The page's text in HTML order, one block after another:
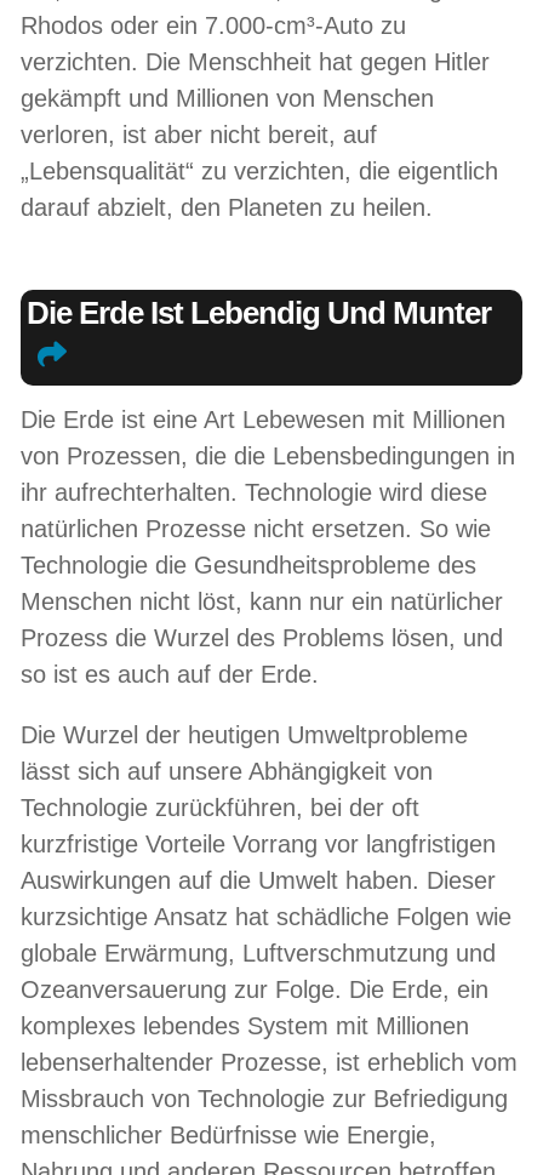
Rhodos oder ein 7.000-cm³-Auto zu
verzichten. Die Menschheit hat gegen Hitler
gekämpft und Millionen von Menschen
verloren, ist aber nicht bereit, auf
„Lebensqualität“ zu verzichten, die eigentlich
darauf abzielt, den Planeten zu heilen.
Die Erde Ist Lebendig Und Munter
Die Erde ist eine Art Lebewesen mit Millionen
von Prozessen, die die Lebensbedingungen in
ihr aufrechterhalten. Technologie wird diese
natürlichen Prozesse nicht ersetzen. So wie
Technologie die Gesundheitsprobleme des
Menschen nicht löst, kann nur ein natürlicher
Prozess die Wurzel des Problems lösen, und
so ist es auch auf der Erde.
Die Wurzel der heutigen Umweltprobleme
lässt sich auf unsere Abhängigkeit von
Technologie zurückführen, bei der oft
kurzfristige Vorteile Vorrang vor langfristigen
Auswirkungen auf die Umwelt haben. Dieser
kurzsichtige Ansatz hat schädliche Folgen wie
globale Erwärmung, Luftverschmutzung und
Ozeanversauerung zur Folge. Die Erde, ein
komplexes lebendes System mit Millionen
lebenserhaltender Prozesse, ist erheblich vom
Missbrauch von Technologie zur Befriedigung
menschlicher Bedürfnisse wie Energie,